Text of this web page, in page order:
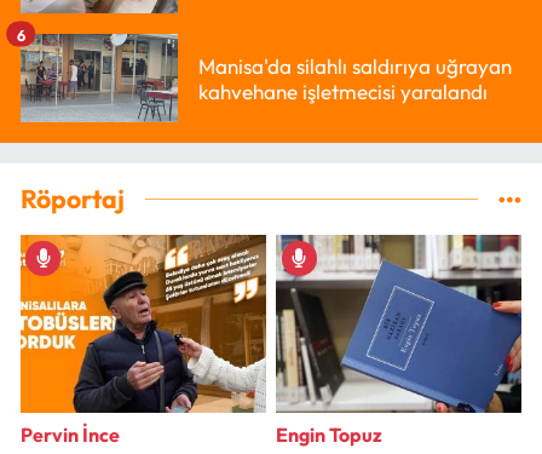
Manisa'da silahlı saldırıya uğrayan
kahvehane işletmecisi yaralandı
6
Röportaj
Pervin İnce
Engin Topuz